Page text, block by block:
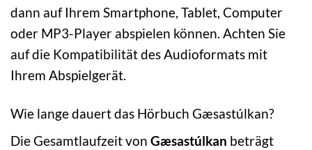
dann auf Ihrem Smartphone, Tablet, Computer
oder MP3-Player abspielen können. Achten Sie
auf die Kompatibilität des Audioformats mit
Ihrem Abspielgerät.
Wie lange dauert das Hörbuch Gæsastúlkan?
Die Gesamtlaufzeit von Gæsastúlkan beträgt